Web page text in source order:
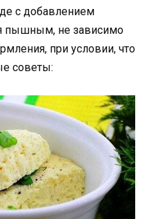
с добавлением
пышным, не зависимо
при условии, что
советы: